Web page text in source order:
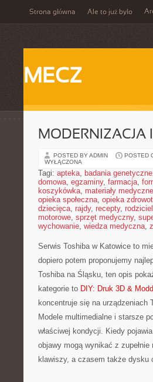
Strona główna Ale to już było
MECZ
MODERNIZACJA
POSTED BY ADMIN POSTED
WYŁĄCZONA
Tagi: apteka, badania genetyczne
domowa, egzaminy, farmacja,
koszykówka, materiały medyczne
opieka społeczna, opieka
dziecięca, rajdy, recepty,
motorowe, sprzęt medyczny,
wychowanie, wiedza medyczna,
Serwis Toshiba w Katowice to
dopiero potem proponujemy
Toshiba na Śląsku, ten opis
kategorie to DIY: Druk 3D &
koncentruje się na urządzeniach
Modele multimedialne i starsze
właściwej kondycji. Kiedy
objawy mogą wynikać z
klawiszy, a czasem także dysku